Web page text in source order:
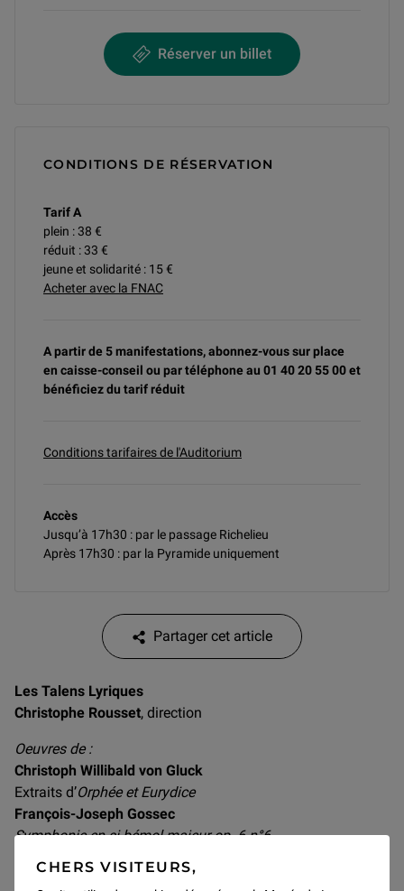
CHERS VISITEURS,
Réserver un billet
CONDITIONS DE RÉSERVATION
Tarif A
plein : 38 €
réduit : 33 €
jeune et solidarité : 15 €
Acheter avec la FNAC
A partir de 5 manifestations, abonnez-vous sur place
en caisse-conseil ou par téléphone au 01 40 20 55 00 et
bénéficiez du tarif réduit
Conditions tarifaires de l'Auditorium
Accès
Jusqu’à 17h30 : par le passage Richelieu
Après 17h30 : par la Pyramide uniquement
Partager cet article
Les Talens Lyriques
Christophe Rousset, direction
Oeuvres de :
Christoph Willibald von Gluck
Extraits d’Orphée et Eurydice
François-Joseph Gossec
Symphonie en si bémol majeur op. 6 n°6
François Devienne
Symphonie concertante en fa majeur pour flûte, hautbois,